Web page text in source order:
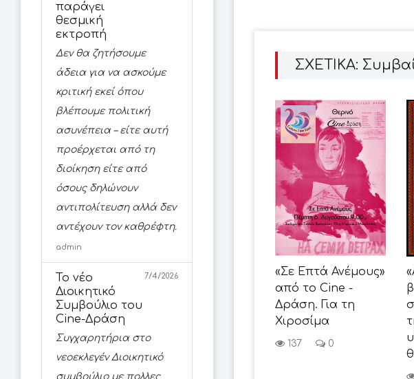
παράγει
θεσμική
εκτροπή
Δεν θα ζητήσουμε
άδεια για να ασκούμε
κριτική εκεί όπου
βλέπουμε πολιτική
ασυνέπεια – είτε αυτή
προέρχεται από τη
διοίκηση είτε από
όσους δηλώνουν
αντιπολίτευση αλλά δεν
αντέχουν τον καθρέφτη.
admin
Το νέο
Διοικητικό
Συμβούλιο του
Cine-Δράση
7/4/2026
Συγχαρητήρια στο
νεοεκλεγέν Διοικητικό
συμβούλιο με πολλες
ΣΧΕΤΙΚΑ:
«Σε Επτά Ανέμους»
από το Cine -
Δράση. Για τη
Χιροσίμα
137 0